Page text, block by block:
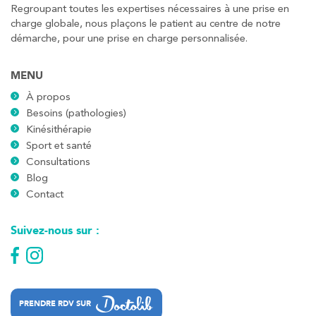
Regroupant toutes les expertises nécessaires à une prise en
charge globale, nous plaçons le patient au centre de notre
démarche, pour une prise en charge personnalisée.
MENU
À propos
Besoins (pathologies)
Kinésithérapie
Sport et santé
Consultations
Blog
Contact
Suivez-nous sur :
PRENDRE RDV SUR
PRENEZ RDV SUR
PRENEZ RDV SUR
Koss Paris 8 – Haussmann
74 Bd Haussmann 75008 Paris
74 Bd Haussmann 75008 Paris
01 44 71 93 74
PRENEZ RDV SUR
28 Rue Velpeau 92160 Antony